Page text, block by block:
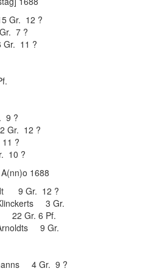
Gr. 12 ?
7 ?
11 ?
9 ?
Gr. 12 ?
?
10 ?
1688
9 Gr. 12 ?
3 Gr.
22 Gr. 6 Pf.
9 Gr.
4 Gr. 9 ?